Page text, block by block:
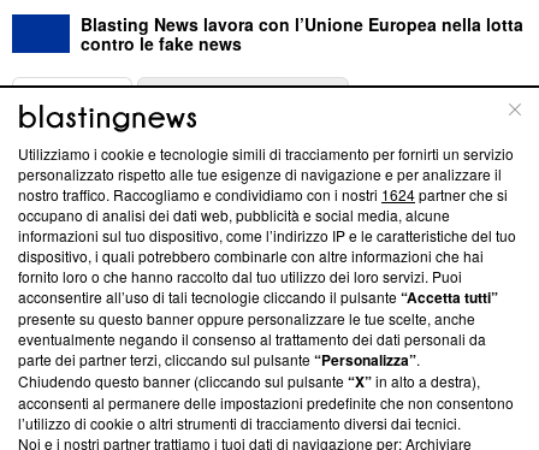
Blasting News lavora con l’Unione Europea nella lotta
contro le fake news
ABOUT
Questa sezione offre informazioni trasparenti su Blasting
News, sui nostri processi editoriali e su come ci impegniamo a
creare news di qualità. Inoltre, afferma la nostra aderenza a
‘Trust Project - News with Integrity’Blasting News non è
ancora membro del programma, ma ha richiesto di farne
parte; Trust Project non ha ancora effettuato una verifica di
conformità agli standard.
Su di noi
Team editoriale
Utilizziamo i cookie e tecnologie simili di tracciamento per fornirti un servizio
personalizzato rispetto alle tue esigenze di navigazione e per analizzare il
nostro traffico. Raccogliamo e condividiamo con i nostri 1624partner che si
occupano di analisi dei dati web, pubblicità e social media, alcune
informazioni sul tuo dispositivo, come l’indirizzo IP e le caratteristiche del tuo
dispositivo, i quali potrebbero combinarle con altre informazioni che hai
fornito loro o che hanno raccolto dal tuo utilizzo dei loro servizi. Puoi
acconsentire all’uso di tali tecnologie cliccando il pulsante“Accetta tutti”
presente su questo banner oppure personalizzare le tue scelte, anche
eventualmente negando il consenso al trattamento dei dati personali da
parte dei partner terzi, cliccando sul pulsante“Personalizza”.
Chiudendo questo banner (cliccando sul pulsante“X”in alto a destra),
acconsenti al permanere delle impostazioni predefinite che non consentono
l’utilizzo di cookie o altri strumenti di tracciamento diversi dai tecnici.
Noi e i nostri partner trattiamo i tuoi dati di navigazione per: Archiviare